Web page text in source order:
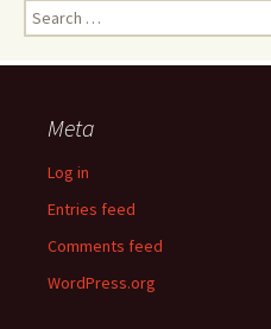
Search
for:
Meta
Log in
Entries feed
Comments feed
WordPress.org